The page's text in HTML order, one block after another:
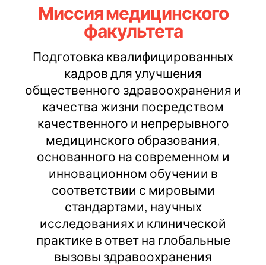
Миссия медицинского
факультета
Подготовка квалифицированных
кадров для улучшения
общественного здравоохранения и
качества жизни посредством
качественного и непрерывного
медицинского образования,
основанного на современном и
инновационном обучении в
соответствии с мировыми
стандартами, научных
исследованиях и клинической
практике в ответ на глобальные
вызовы здравоохранения